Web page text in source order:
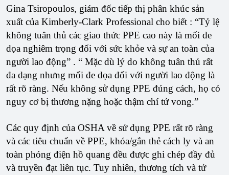
Gina Tsiropoulos, giám đốc tiếp thị phân khúc sản
xuất của Kimberly-Clark Professional cho biết : “Tỷ lệ
không tuân thủ các giao thức PPE cao này là mối đe
dọa nghiêm trọng đối với sức khỏe và sự an toàn của
người lao động” . “ Mặc dù lý do không tuân thủ rất
đa dạng nhưng mối đe dọa đối với người lao động là
rất rõ ràng. Nếu không sử dụng PPE đúng cách, họ có
nguy cơ bị thương nặng hoặc thậm chí tử vong.”
Các quy định của OSHA về sử dụng PPE rất rõ ràng
và các tiêu chuẩn về PPE, khóa/gắn thẻ cách ly và an
toàn phóng điện hồ quang đều được ghi chép đầy đủ
và truyền đạt liên tục. Tuy nhiên, thương tích và tử